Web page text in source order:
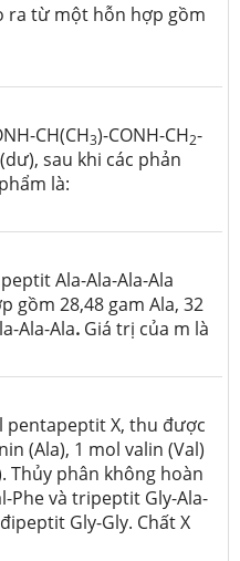
ra từ một hỗn hợp gồm
CH(CH3)-CONH-CH2-
sau khi các phản
là:
Ala-Ala-Ala-Ala
gồm 28,48 gam Ala, 32
Ala-Ala. Giá trị của m là
pentapeptit X, thu được
(Ala), 1 mol valin (Val)
Thủy phân không hoàn
Phe và tripeptit Gly-Ala-
Gly-Gly. Chất X